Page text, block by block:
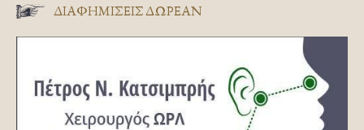
ΔΙΑΦΗΜΊΣΕΙΣ ΔΩΡΕΆΝ